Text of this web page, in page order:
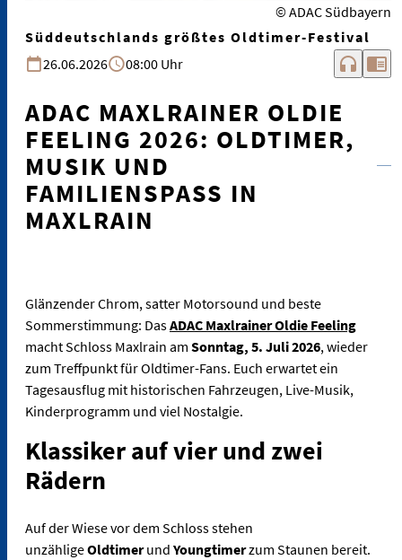
© ADAC Südbayern
Süddeutschlands größtes Oldtimer-Festival
26.06.2026
08:00 Uhr headphones chrome_reader_mode
ADAC MAXLRAINER OLDIE
FEELING 2026: OLDTIMER,
MUSIK UND
FAMILIENSPASS IN M
AXLRAIN
Glänzender Chrom, satter Motorsound und beste
Sommerstimmung: DasADAC Maxlrainer Oldie Feeling
macht Schloss Maxlrain am Sonntag, 5. Juli 2026, wieder
zum Treffpunkt für Oldtimer-Fans. Euch erwartet ein
Tagesausflug mit historischen Fahrzeugen, Live-Musik,
Kinderprogramm und viel Nostalgie.
Klassiker auf vier und zwei
Rädern
Auf der Wiese vor dem Schloss stehen
unzähligeOldtimerund Youngtimerzum Staunen bereit.